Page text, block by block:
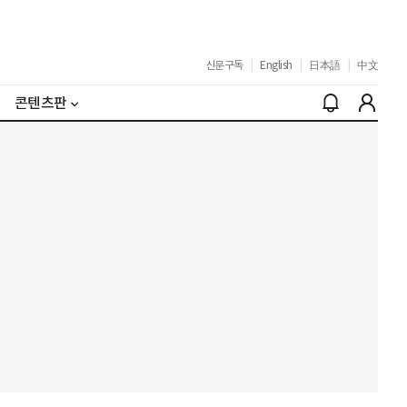
신문구독 English 日本語 中文
콘텐츠판